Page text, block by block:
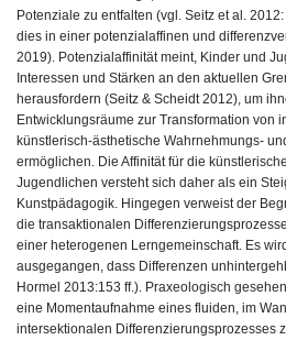
Potenziale zu entfalten (vgl. Seitz et al.
dies in einer potenzialaffinen und
2019). Potenzialaffinität meint, Kinder und
Interessen und Stärken an den aktuellen
herausfordern (Seitz & Scheidt 2012), um
Entwicklungsräume zur Transformation von
künstlerisch-ästhetische Wahrnehmungs-
ermöglichen. Die Affinität für die
Jugendlichen versteht sich daher als ein
Kunstpädagogik. Hingegen verweist der
die transaktionalen
einer heterogenen Lerngemeinschaft. Es
ausgegangen, dass Differenzen
Hormel 2013:153 ff.). Praxeologisch
eine Momentaufnahme eines fluiden, im
intersektionalen Differenzierungsprozesses